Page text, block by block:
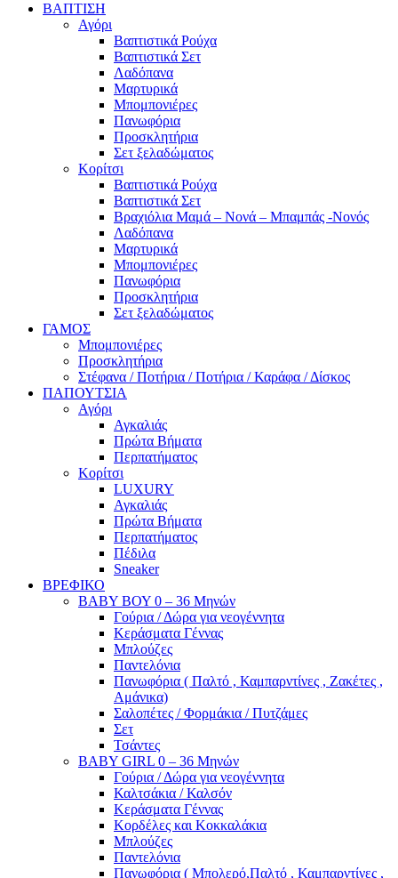
ΒΑΠΤΙΣΗ
Αγόρι
Βαπτιστικά Ρούχα
Βαπτιστικά Σετ
Λαδόπανα
Μαρτυρικά
Μπομπονιέρες
Πανωφόρια
Προσκλητήρια
Σετ ξελαδώματος
Κορίτσι
Βαπτιστικά Ρούχα
Βαπτιστικά Σετ
Βραχιόλια Μαμά – Νονά – Μπαμπάς -Νονός
Λαδόπανα
Μαρτυρικά
Μπομπονιέρες
Πανωφόρια
Προσκλητήρια
Σετ ξελαδώματος
ΓΑΜΟΣ
Μπομπονιέρες
Προσκλητήρια
Στέφανα / Ποτήρια / Ποτήρια / Καράφα / Δίσκος
ΠΑΠΟΥΤΣΙΑ
Αγόρι
Αγκαλιάς
Πρώτα Βήματα
Περπατήματος
Κορίτσι
LUXURY
Αγκαλιάς
Πρώτα Βήματα
Περπατήματος
Πέδιλα
Sneaker
ΒΡΕΦΙΚΟ
ΒΑΒΥ ΒΟΥ 0 – 36 Μηνών
Γούρια / Δώρα για νεογέννητα
Κεράσματα Γέννας
Μπλούζες
Παντελόνια
Πανωφόρια ( Παλτό , Καμπαρντίνες , Ζακέτες ,
Αμάνικα)
Σαλοπέτες / Φορμάκια / Πυτζάμες
Σετ
Τσάντες
BABY GIRL 0 – 36 Μηνών
Γούρια / Δώρα για νεογέννητα
Καλτσάκια / Καλσόν
Κεράσματα Γέννας
Κορδέλες και Κοκκαλάκια
Μπλούζες
Παντελόνια
Πανωφόρια ( Μπολερό,Παλτό , Καμπαρντίνες ,